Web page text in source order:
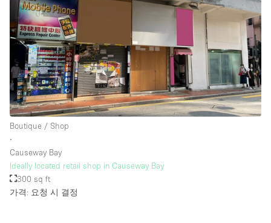
Boutique / Shop
∙
Causeway Bay
Ideally located retail shop in Causeway Bay
300 sq ft
가격: 요청 시 결정